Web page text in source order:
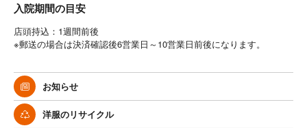
入院期間の目安
店頭持込：1週間前後
※郵送の場合は決済確認後6営業日～10営業日前後になります。
お知らせ
洋服のリサイクル